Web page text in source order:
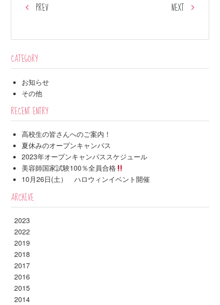
PREV NEXT
CATEGORY
お知らせ
その他
RECENT ENTRY
高校生の皆さんへのご案内！
夏休みのオープンキャンパス
2023年オープンキャンパススケジュール
美容師国家試験100％全員合格
10月26日(土） ハロウィンイベント開催
ARCHIVE
2023
2022
2019
2018
2017
2016
2015
2014